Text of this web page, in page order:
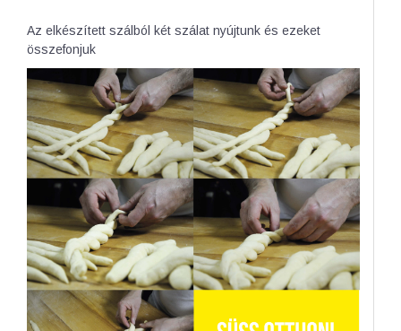
Az elkészített szálból két szálat nyújtunk és ezeket
összefonjuk